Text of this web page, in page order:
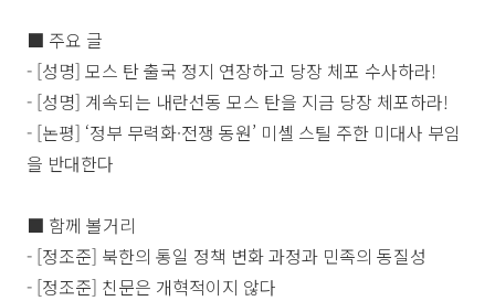
■ 주요 글
- [성명] 모스 탄 출국 정지 연장하고 당장 체포 수사하라!
- [성명] 계속되는 내란선동 모스 탄을 지금 당장 체포하라!
- [논평] ‘정부 무력화·전쟁 동원’ 미셸 스틸 주한 미대사 부임
을 반대한다
■ 함께 볼거리
- [정조준] 북한의 통일 정책 변화 과정과 민족의 동질성
- [정조준] 친문은 개혁적이지 않다